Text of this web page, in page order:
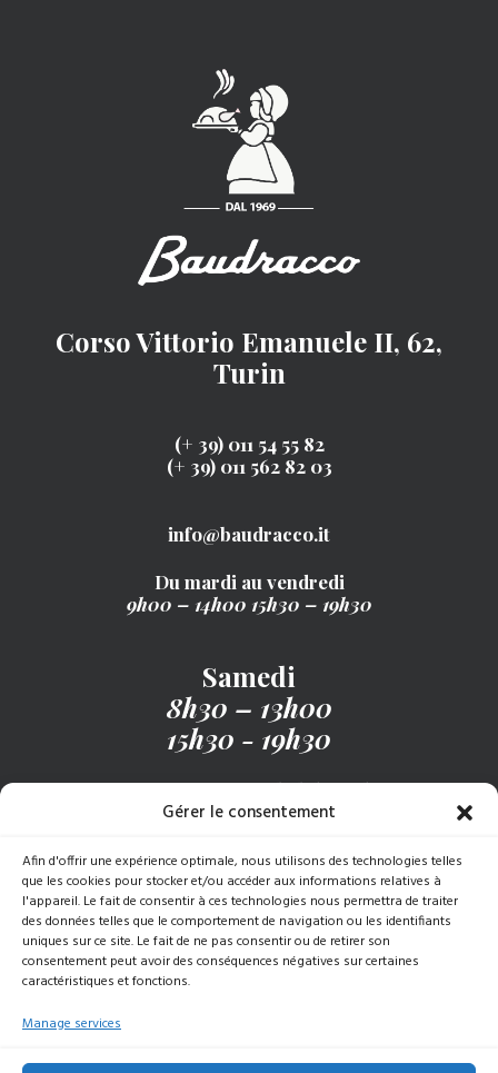
Gérer le consentement
Afin d'offrir une expérience optimale, nous utilisons des technologies telles
que les cookies pour stocker et/ou accéder aux informations relatives à
l'appareil. Le fait de consentir à ces technologies nous permettra de traiter
des données telles que le comportement de navigation ou les identifiants
uniques sur ce site. Le fait de ne pas consentir ou de retirer son
consentement peut avoir des conséquences négatives sur certaines
caractéristiques et fonctions.
Manage services
Corso Vittorio Emanuele II, 62,
Turin
(+ 39) 011 54 55 82
(+ 39) 011 562 82 03
info@baudracco.it
Du mardi au vendredi
9h00 – 14h00 15h30 – 19h30
Samedi
8h30 – 13h00
15h30 - 19h30
Recevez notre menu hebdomadaire
© 2025 Baudracco Gastronomy | Tous droits réservés |
TVA 07789620015 |